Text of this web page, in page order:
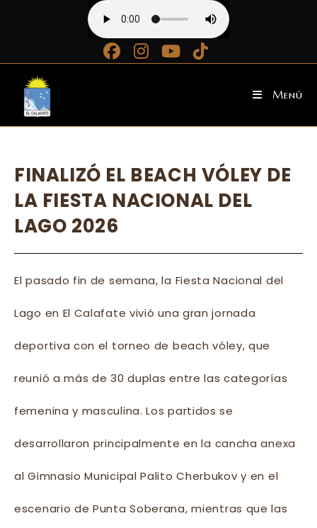
contenido
Menú
FINALIZÓ EL BEACH VÓLEY DE
LA FIESTA NACIONAL DEL
LAGO 2026
El pasado fin de semana, la Fiesta Nacional del
Lago en El Calafate vivió una gran jornada
deportiva con el torneo de beach vóley, que
reunió a más de 30 duplas entre las categorías
femenina y masculina. Los partidos se
desarrollaron principalmente en la cancha anexa
al Gimnasio Municipal Palito Cherbukov y en el
escenario de Punta Soberana, mientras que las